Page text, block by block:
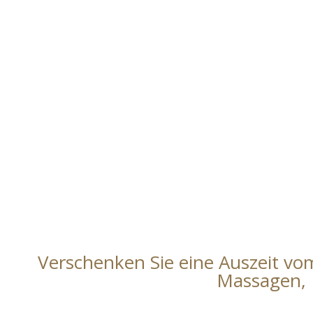
Verschenken Sie eine Auszeit